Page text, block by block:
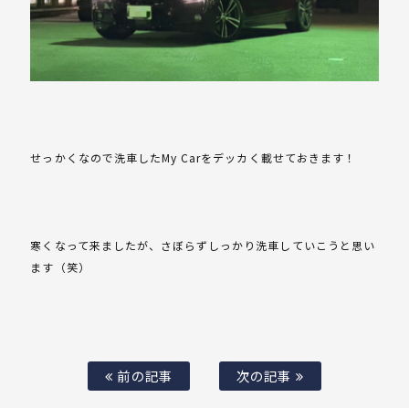
せっかくなので洗車したMy Carをデッカく載せておきます！
寒くなって来ましたが、さぼらずしっかり洗車していこうと思い
ます（笑）
前の記事 次の記事